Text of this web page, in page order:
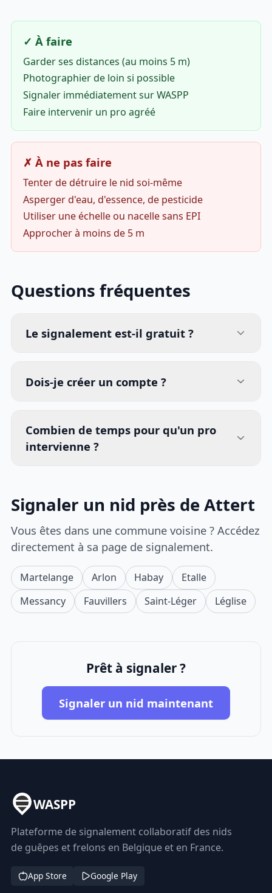
✓ À faire
Garder ses distances (au moins 5 m)
Photographier de loin si possible
Signaler immédiatement sur WASPP
Faire intervenir un pro agréé
✗ À ne pas faire
Tenter de détruire le nid soi-même
Asperger d'eau, d'essence, de pesticide
Utiliser une échelle ou nacelle sans EPI
Approcher à moins de 5 m
Questions fréquentes
Le signalement est-il gratuit ?
Dois-je créer un compte ?
Combien de temps pour qu'un pro
intervienne ?
Signaler un nid près de Attert
Vous êtes dans une commune voisine ? Accédez
directement à sa page de signalement.
Martelange Arlon Habay
Etalle
Messancy
Fauvillers Saint-Léger Léglise
Prêt à signaler ?
Signaler un nid maintenant
WASPP
Plateforme de signalement collaboratif des nids
de guêpes et frelons en Belgique et en France.
App Store Google Play